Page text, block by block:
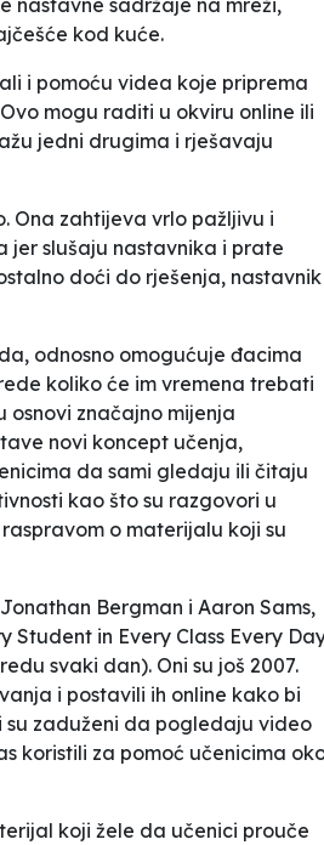
kod kuće.
i pomoću videa koje priprema
mogu raditi u okviru online ili
jedni drugima i rješavaju
Ona zahtijeva vrlo pažljivu i
jer slušaju nastavnika i prate
doći do rješenja, nastavnik
odnosno omogućuje đacima
koliko će im vremena trebati
značajno mijenja
novi koncept učenja,
da sami gledaju ili čitaju
kao što su razgovori u
o materijalu koji su
Bergman i Aaron Sams,
Student in Every Class Every
svaki dan). Oni su još 2007.
i postavili ih online kako bi
su zaduženi da pogledaju video
koristili za pomoć učenicima
koji žele da učenici prouče